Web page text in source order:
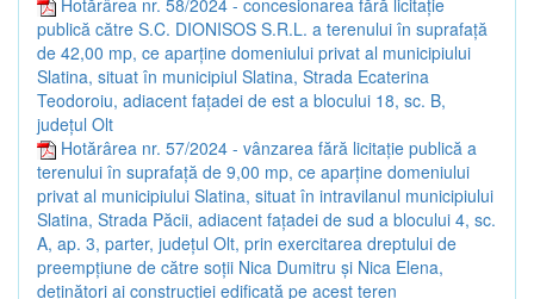
publică către S.C. DIONISOS S.R.L. a terenului în suprafață
de 42,00 mp, ce aparține domeniului privat al municipiului
Slatina, situat în municipiul Slatina, Strada Ecaterina
Teodoroiu, adiacent fațadei de est a blocului 18, sc. B,
județul Olt
Hotărârea nr. 57/2024 - vânzarea fără licitație publică a
terenului în suprafață de 9,00 mp, ce aparține domeniului
privat al municipiului Slatina, situat în intravilanul municipiului
Slatina, Strada Păcii, adiacent fațadei de sud a blocului 4, sc.
A, ap. 3, parter, județul Olt, prin exercitarea dreptului de
preempțiune de către soții Nica Dumitru și Nica Elena,
deținători ai construcției edificată pe acest teren